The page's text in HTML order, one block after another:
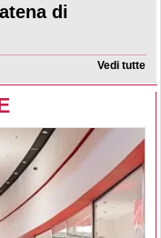
di
Vedi tutte